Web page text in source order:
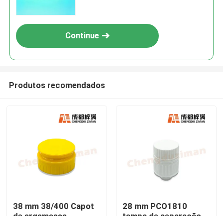
Continue
Produtos recomendados
38 mm 38/400 Capot
28 mm PCO1810